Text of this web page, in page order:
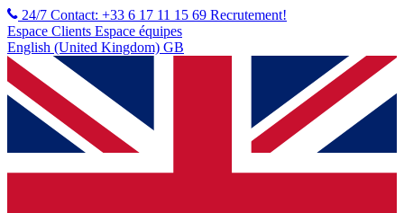
24/7 Contact: +33 6 17 11 15 69 Recrutement!
Espace Clients Espace équipes
English (United Kingdom) GB